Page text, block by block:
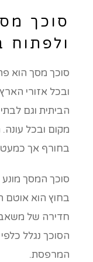
סוכך
ולפתוח
סוכך מסך הוא
ובכל אזורי
הביתית וגם
מקום ובכל
בחורף אך כמעט
סוכך המסך
בחוץ הוא אוטם
חדירה של
הסוכך נגלל
המרפסת.